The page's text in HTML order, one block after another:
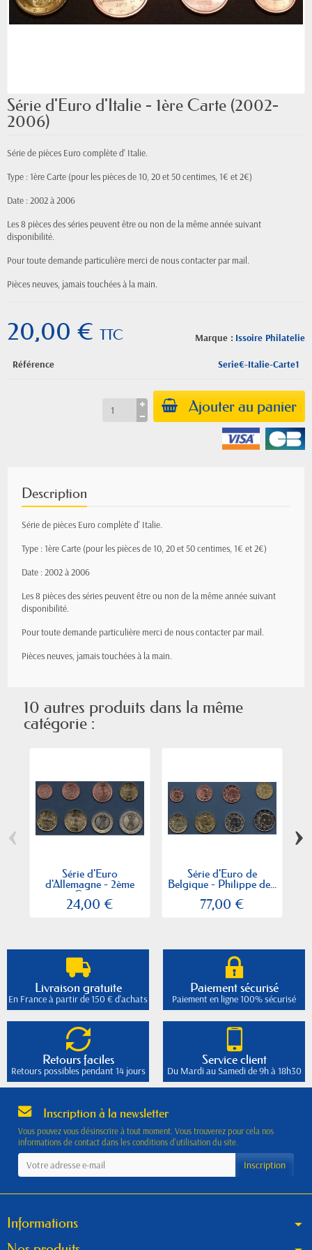
Série d'Euro d'Italie - 1ère Carte (2002-
2006)
Série de pièces Euro complète d' Italie.
Type : 1ère Carte (pour les pièces de 10, 20 et 50 centimes, 1€ et 2€)
Date : 2002 à 2006
Les 8 pièces des séries peuvent être ou non de la même année suivant
disponibilité.
Pour toute demande particulière merci de nous contacter par mail.
Pièces neuves, jamaistouchéesà la main.
Marque : Issoire Philatelie
20,00 € TTC
Référence Serie€-Italie-Carte1
Ajouter au panier
Description
Série de pièces Euro complète d' Italie.
Type : 1ère Carte (pour les pièces de 10, 20 et 50 centimes, 1€ et 2€)
Date : 2002 à 2006
Les 8 pièces des séries peuvent être ou non de la même année suivant
disponibilité.
Pour toute demande particulière merci de nous contacter par mail.
Pièces neuves, jamaistouchéesà la main.
10 autres produits dans la même
catégorie :
Série d'Euro
d'Allemagne - 2ème
Carte...
24,00 €
Série d'Euro de
Belgique - Philippe de...
77,00 €
‹ ›
Livraison gratuite
En France à partir de 150 € d'achats
Paiement sécurisé
Paiement en ligne 100% sécurisé
Retours faciles
Retours possibles pendant 14 jours
Service client
Du Mardi au Samedi de 9h à 18h30
Inscription à la newsletter
Vous pouvez vous désinscrire à tout moment. Vous trouverez pour cela nos
informations de contact dans les conditions d'utilisation du site.
Informations